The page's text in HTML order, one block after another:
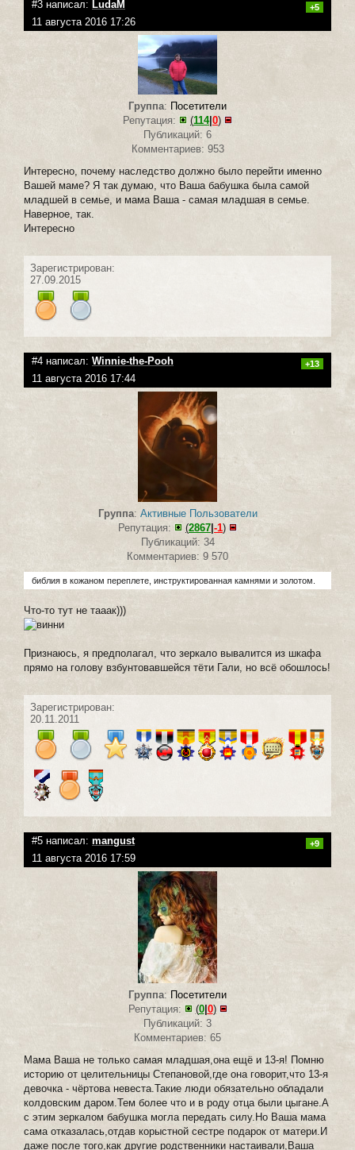
#3 написал: LudaM +5
11 августа 2016 17:26
Группа: Посетители
Репутация:
(114|0)
Публикаций: 6
Комментариев: 953
Интересно, почему наследство должно было перейти именно
Вашей маме? Я так думаю, что Ваша бабушка была самой
младшей в семье, и мама Ваша - самая младшая в семье.
Наверное, так.
Интересно
Зарегистрирован:
27.09.2015
#4 написал: Winnie-the-Pooh +13
11 августа 2016 17:44
Группа: Активные Пользователи
Репутация:
(2867 -1)
Публикаций: 34
Комментариев: 9 570
библия в кожаном переплете, инструктированная камнями и золотом.
Что-то тут не тааак)))
Признаюсь, я предполагал, что зеркало вывалится из шкафа
прямо на голову взбунтовавшейся тёти Гали, но всё обошлось!
Зарегистрирован:
20.11.2011
#5 написал: mangust +9
11 августа 2016 17:59
Группа: Посетители
Репутация:
(0| 0)
Публикаций: 3
Комментариев: 65
Мама Ваша не только самая младшая,она ещё и 13-я! Помню
историю от целительницы Степановой,где она говорит,что 13-я
девочка - чёртова невеста.Такие люди обязательно обладали
колдовским даром.Тем более что и в роду отца были цыгане.А
с этим зеркалом бабушка могла передать силу.Но Ваша мама
сама отказалась,отдав корыстной сестре подарок от матери.И
даже после того,как другие родственники настаивали,Ваша